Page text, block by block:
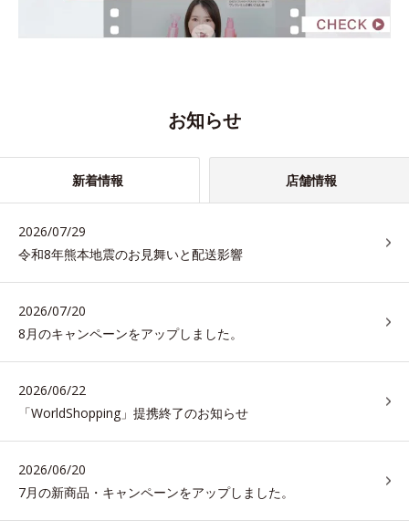
お知らせ
新着情報 店舗情報
2026/07/29
令和8年熊本地震のお見舞いと配送影響
2026/07/20
8月のキャンペーンをアップしました。
2026/06/22
「WorldShopping」提携終了のお知らせ
2026/06/20
7月の新商品・キャンペーンをアップしました。